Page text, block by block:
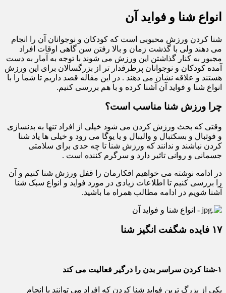
انواع شنا و فواید آن
شنا کردن ورزش محبوبی است که کودکان و نوجوانان آن را انجام
می دهند ولی با گذشت زمان و بالا رفتن سن گاهی اوقات افراد
مجبور به کنار گذاشتن این ورزش می شوند با توجه به آمار به دست
آمده کودکان و نوجوانان پرطرفدار تر از بزرگسالان برای این ورزش
هستند و علاقه نشان می دهند . در این مقاله قصد داریم تا شما را با
انواع شنا و فواید آن آشنا کرده و با هم بررسی کنیم.
چرا ورزش شنا مناسب است؟
وقتی که بحث ورزش کردن می شود خیلی از افراد تنها به بدنسازی
و فوتبال و بسکتبال و والیبال و یا یوگا می رود و خیلی ها یاد شنا
کردن نباشند و ندانند که ورزش شنا تا چه حدی برای سلامتی
جسمانی و روانی تاثیر دارد و سرگرم کننده است .
در ادامه نوشته می خواهیم افکارمان را قفل ورزش شنا کنیم و آن
را بررسی کنیم تا اطلاعات زیادی در مورد فواید و انواع سبک شنا
آشنا شویم در ادامه مطالب همراه ما باشید.
۱۷ فایده شگفت انگیز شنا
۱-شنا کردن سراسر بدن را درگیر فعالیت می کند
یکی از بزرگ ترین فواید شنا کردن که افراد می توانند با انجام